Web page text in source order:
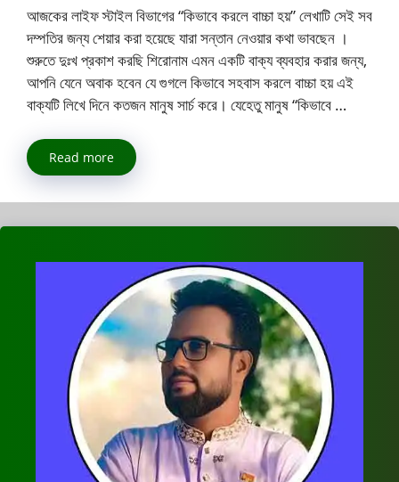
আজকের লাইফ স্টাইল বিভাগের “কিভাবে করলে বাচ্চা হয়” লেখাটি সেই সব
দম্পতির জন্য শেয়ার করা হয়েছে যারা সন্তান নেওয়ার কথা ভাবছেন ।
শুরুতে দুঃখ প্রকাশ করছি শিরোনাম এমন একটি বাক্য ব্যবহার করার জন্য,
আপনি যেনে অবাক হবেন যে গুগলে কিভাবে সহবাস করলে বাচ্চা হয় এই
বাক্যটি লিখে দিনে কতজন মানুষ সার্চ করে। যেহেতু মানুষ “কিভাবে …
Read more